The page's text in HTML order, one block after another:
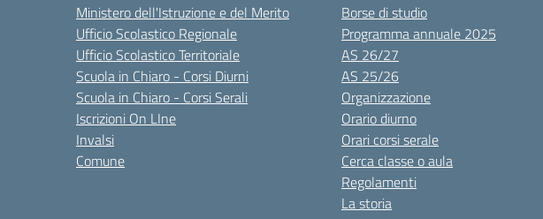
Ministero dell'Istruzione e del Merito
Ufficio Scolastico Regionale
Ufficio Scolastico Territoriale
Scuola in Chiaro - Corsi Diurni
Scuola in Chiaro - Corsi Serali
Iscrizioni On LIne
Invalsi
Comune
Borse di studio
Programma annuale 2025
AS 26/27
AS 25/26
Organizzazione
Orario diurno
Orari corsi serale
Cerca classe o aula
Regolamenti
La storia